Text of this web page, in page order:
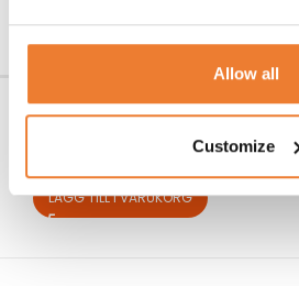
Allow all
Customize
Iskuber i kyllåda 10 kg
LÄGG TILL I VARUKORG